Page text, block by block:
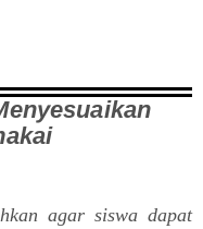
agar siswa dapat